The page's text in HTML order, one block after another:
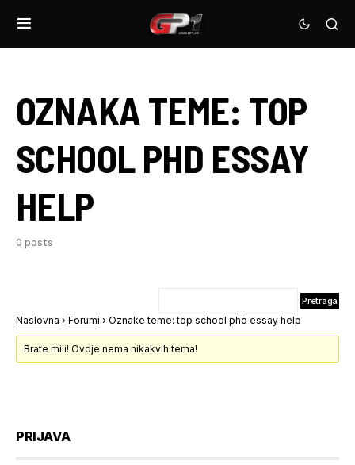
OZNAKA TEME: TOP
SCHOOL PHD ESSAY
HELP
0 posts
Naslovna › Forumi › Oznake teme: top school phd essay help
Brate mili! Ovdje nema nikakvih tema!
PRIJAVA